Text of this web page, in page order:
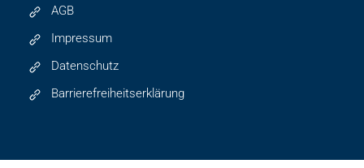
AGB
Impressum
Datenschutz
Barrierefreiheitserklärung